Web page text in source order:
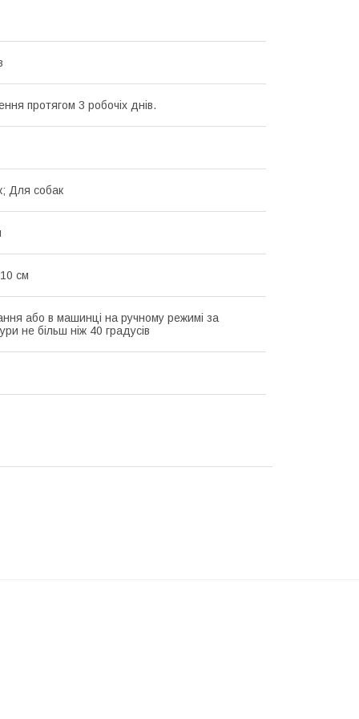
протягом 3 робочіх днів.
Для собак
см
або в машинці на ручному режимі за
не більш ніж 40 градусів